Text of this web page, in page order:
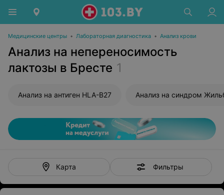
Медицинские центры • Лабораторная диагностика • Анализ крови
Анализ на непереносимость
лактозы в Бресте 1
Анализ на антиген HLA-B27 Анализ на синдром
Карта Фильтры